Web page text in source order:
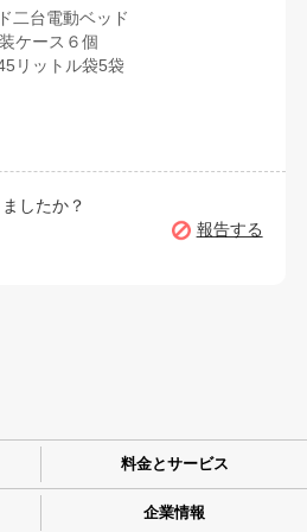
二台電動ベッド
ケース６個
リットル袋5袋
したか？
報告する
料金とサービス
企業情報